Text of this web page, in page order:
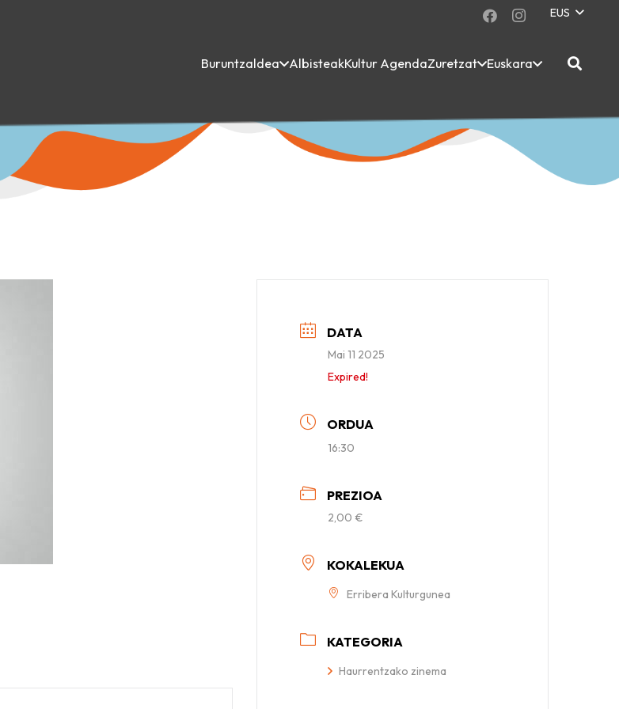
EUS
Buruntzaldea AlbisteakKultur AgendaZuretzat Euskara
DATA
Mai 11 2025
Expired!
ORDUA
16:30
PREZIOA
2,00 €
KOKALEKUA
Erribera Kulturgunea
KATEGORIA
Haurrentzako zinema